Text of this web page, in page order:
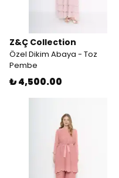
Z&Ç Collection
Özel Dikim Abaya - Toz
Pembe
₺ 4,500.00